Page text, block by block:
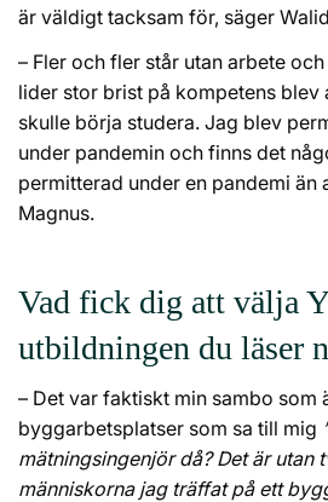
är väldigt tacksam för, säger
– Fler och fler står utan arbete
lider stor brist på kompetens
skulle börja studera. Jag blev
under pandemin och finns det
permitterad under en pandemi än
Magnus.
Vad fick dig att välja
utbildningen du läser
– Det var faktiskt min sambo som
byggarbetsplatser som sa till mig
mätningsingenjör då? Det är utan
människorna jag träffat på ett